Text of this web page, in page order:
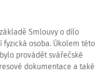
Smlouvy o dílo
osoba. Úkolem této
provádět svářečské
dokumentace a také